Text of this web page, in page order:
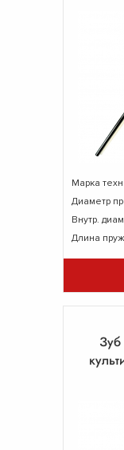
Марка
Диаметр
Внутр.
Длина